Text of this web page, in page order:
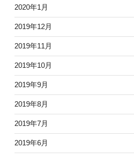
2020年1月
2019年12月
2019年11月
2019年10月
2019年9月
2019年8月
2019年7月
2019年6月